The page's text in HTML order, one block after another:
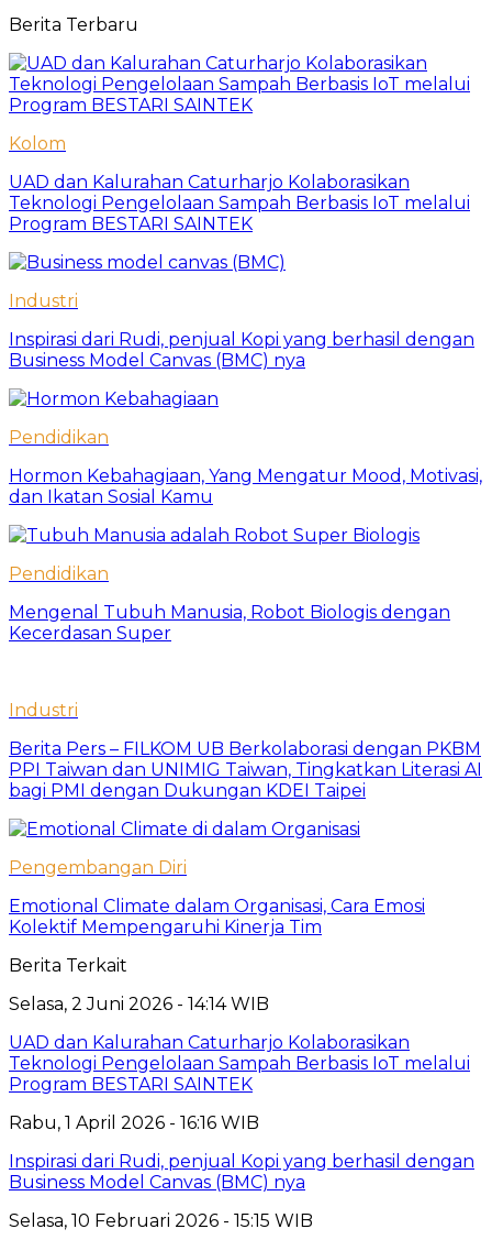
Berita Terbaru
Kolom
UAD dan Kalurahan Caturharjo Kolaborasikan
Teknologi Pengelolaan Sampah Berbasis IoT melalui
Program BESTARI SAINTEK
Industri
Inspirasi dari Rudi, penjual Kopi yang berhasil dengan
Business Model Canvas (BMC) nya
Pendidikan
Hormon Kebahagiaan, Yang Mengatur Mood, Motivasi,
dan Ikatan Sosial Kamu
Pendidikan
Mengenal Tubuh Manusia, Robot Biologis dengan
Kecerdasan Super
Industri
Berita Pers – FILKOM UB Berkolaborasi dengan PKBM
PPI Taiwan dan UNIMIG Taiwan, Tingkatkan Literasi AI
bagi PMI dengan Dukungan KDEI Taipei
Pengembangan Diri
Emotional Climate dalam Organisasi, Cara Emosi
Kolektif Mempengaruhi Kinerja Tim
Berita Terkait
Selasa, 2 Juni 2026 - 14:14 WIB
UAD dan Kalurahan Caturharjo Kolaborasikan
Teknologi Pengelolaan Sampah Berbasis IoT melalui
Program BESTARI SAINTEK
Rabu, 1 April 2026 - 16:16 WIB
Inspirasi dari Rudi, penjual Kopi yang berhasil dengan
Business Model Canvas (BMC) nya
Selasa, 10 Februari 2026 - 15:15 WIB